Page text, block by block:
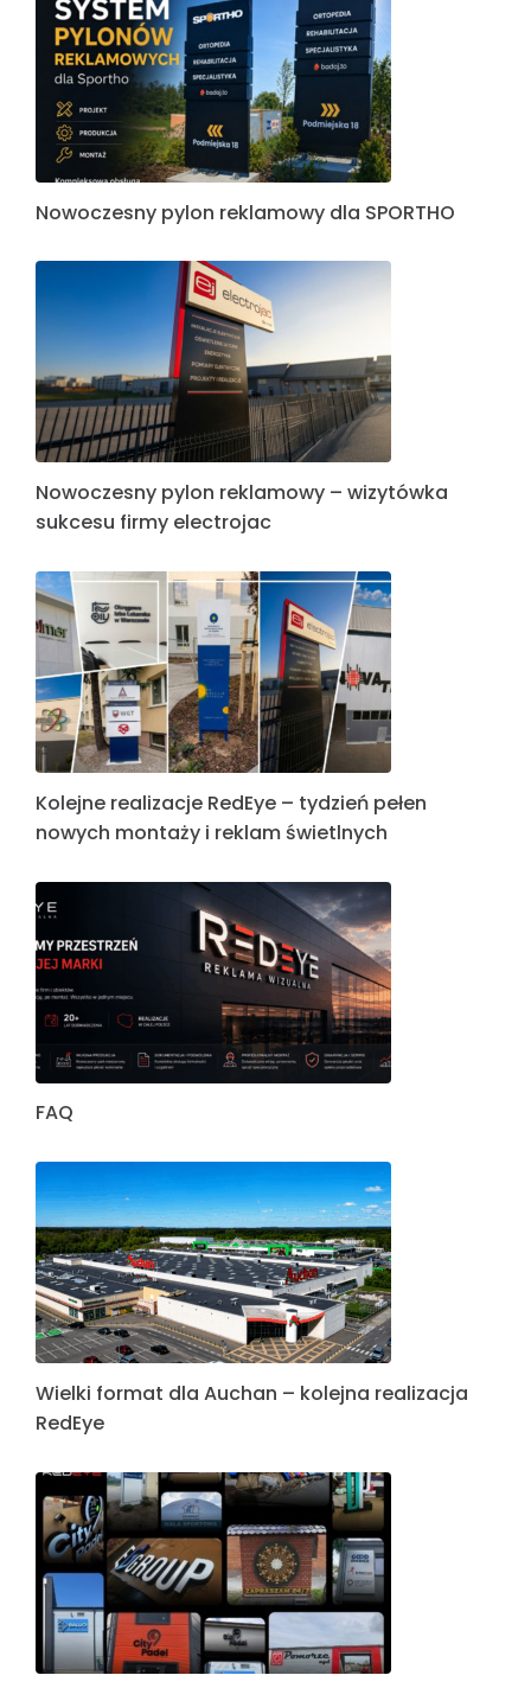
Nowoczesny pylon reklamowy dla SPORTHO
Nowoczesny pylon reklamowy – wizytówka
sukcesu firmy electrojac
Kolejne realizacje RedEye – tydzień pełen
nowych montaży i reklam świetlnych
FAQ
Wielki format dla Auchan – kolejna realizacja
RedEye